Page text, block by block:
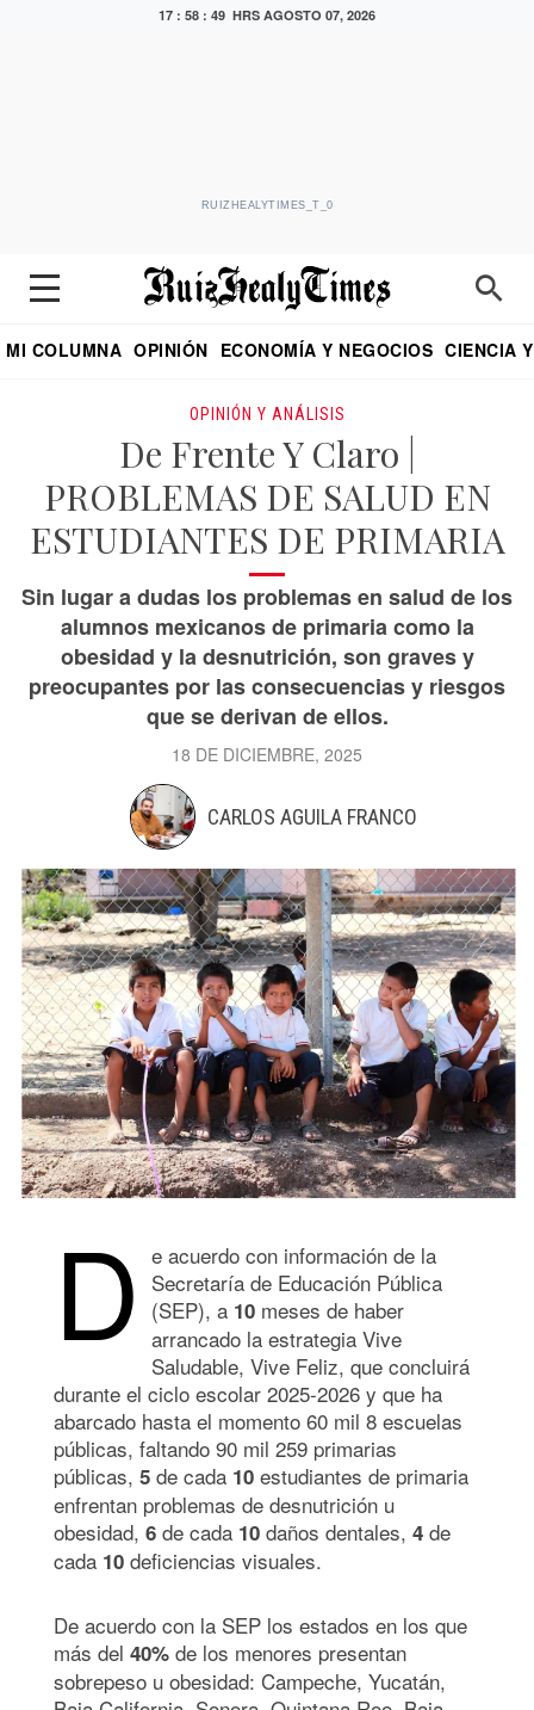
17 : 58 : 50 HRS AGOSTO 07, 2026
RUIZHEALYTIMES_T_0
MI COLUMNA OPINIÓN ECONOMÍA Y NEGOCIOS CIENCIA
OPINIÓN Y ANÁLISIS
De Frente Y Claro |
PROBLEMAS DE SALUD EN
ESTUDIANTES DE PRIMARIA
Sin lugar a dudas los problemas en salud de los
alumnos mexicanos de primaria como la
obesidad y la desnutrición, son graves y
preocupantes por las consecuencias y riesgos
que se derivan de ellos.
18 DE DICIEMBRE, 2025
CARLOS AGUILA FRANCO
D e acuerdo con información de la
Secretaría de Educación Pública
(SEP), a 10 meses de haber
arrancado la estrategia Vive
Saludable, Vive Feliz, que concluirá
durante el ciclo escolar 2025-2026 y que ha
abarcado hasta el momento 60 mil 8 escuelas
públicas, faltando 90 mil 259 primarias
públicas, 5 de cada 10 estudiantes de primaria
enfrentan problemas de desnutrición u
obesidad, 6 de cada 10 daños dentales, 4 de
cada 10 deficiencias visuales.
De acuerdo con la SEP los estados en los que
más del 40% de los menores presentan
sobrepeso u obesidad: Campeche, Yucatán,